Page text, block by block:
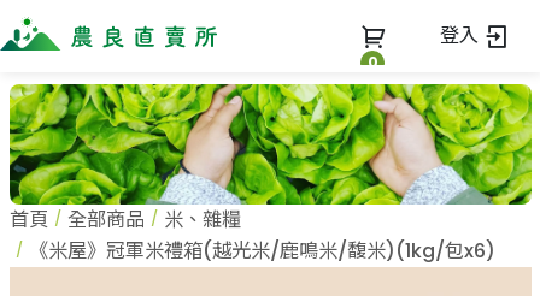
0
登入
全部商品
全部商品
當季優質水果專區
鳳梨專區
最新消息
商家一覽
首頁 全部商品
米、雜糧
《米屋》冠軍米禮箱(越光米/鹿鳴米/馥米)(1kg/包x6)